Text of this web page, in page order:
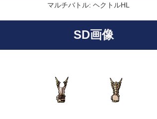
マルチバトル: ヘクトルHL
SD画像